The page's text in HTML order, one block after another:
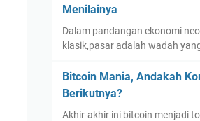
Menilainya
Dalam pandangan ekonomi neo
klasik,pasar adalah wadah
Bitcoin Mania, Andakah
Berikutnya?
Akhir-akhir ini bitcoin menjadi